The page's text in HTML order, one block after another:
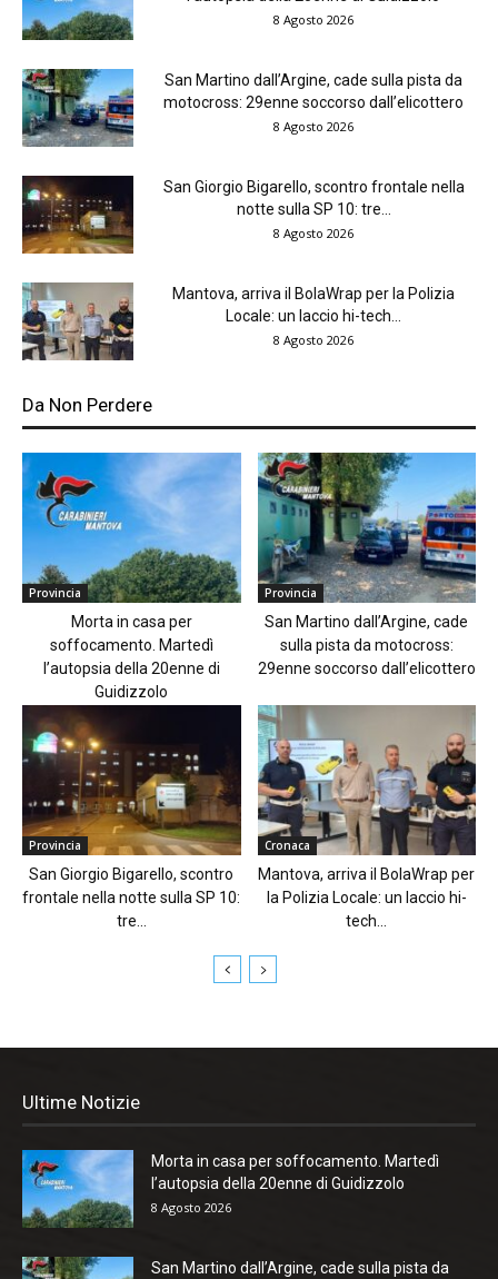
8 Agosto 2026
San Martino dall’Argine, cade sulla pista da
motocross: 29enne soccorso dall’elicottero
8 Agosto 2026
San Giorgio Bigarello, scontro frontale nella
notte sulla SP 10: tre...
8 Agosto 2026
Mantova, arriva il BolaWrap per la Polizia
Locale: un laccio hi-tech...
8 Agosto 2026
Da Non Perdere
Provincia
Morta in casa per
soffocamento. Martedì
l’autopsia della 20enne di
Guidizzolo
Provincia
San Martino dall’Argine, cade
sulla pista da motocross:
29enne soccorso dall’elicottero
Provincia
San Giorgio Bigarello, scontro
frontale nella notte sulla SP 10:
tre...
Cronaca
Mantova, arriva il BolaWrap per
la Polizia Locale: un laccio hi-
tech...
Ultime Notizie
Morta in casa per soffocamento. Martedì
l’autopsia della 20enne di Guidizzolo
8 Agosto 2026
San Martino dall’Argine, cade sulla pista da